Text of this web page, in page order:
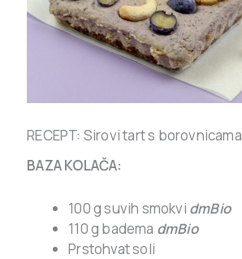
RECEPT: Sirovi tart s borovnicama
BAZA KOLAČA:
100 g suvih smokvi dmBio
110 g badema dmBio
Prstohvat soli